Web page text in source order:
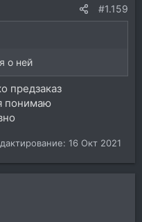
#1.159
о ней
предзаказ
понимаю
16 Окт 2021